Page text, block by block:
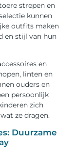
strepen en
kunnen
outfits maken
en stijl van hun
en
linten en
ouders en
persoonlijk
zich
ze dragen.
Duurzame